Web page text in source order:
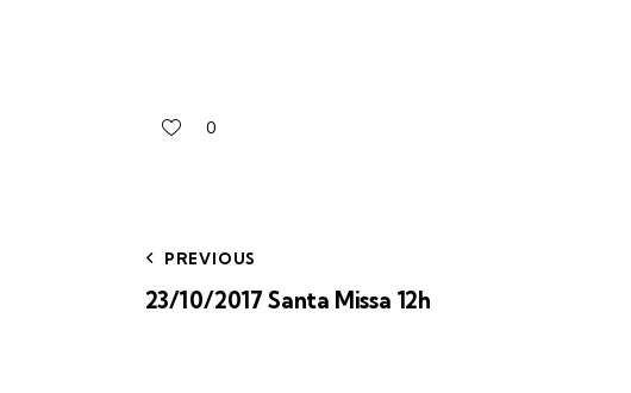
0
PREVIOUS
23/10/2017 Santa Missa 12h